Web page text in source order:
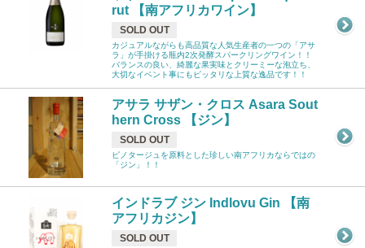
rut 【南アフリカワイン】
SOLD OUT
カジュアルながらも高品質な人気生産者の一つの「アサ
ラ」が手掛ける瓶内2次発酵スパークリングワイン！！
バランスの良い、綺麗な果実味とクリーミーな泡立ち、
大切なイベント事にもピッタリな上質な逸品です！！
アサラ サザン・クロス Asara Sout
hern Cross 【ジン】
SOLD OUT
ピノタージュを原料とした珍しい南アフリカならではの
「ジン」！！
インドラブ ジン Indlovu Gin 【南
アフリカジン】
SOLD OUT